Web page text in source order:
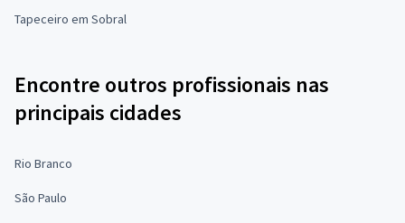
Tapeceiro em Sobral
Encontre outros profissionais nas
principais cidades
Rio Branco
São Paulo